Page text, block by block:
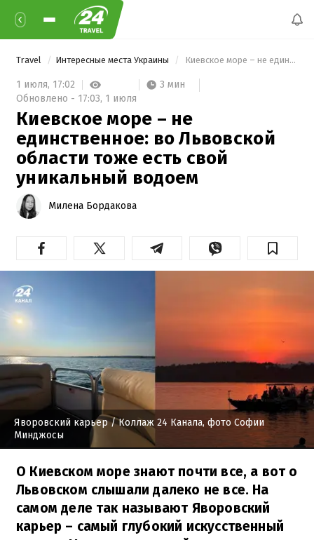
Travel Интересные места Украины Киевское море – не единственное: во Львовской области тоже есть свой уникальный водоем
1 июля, 17:02
3 мин
Обновлено - 17:03, 1 июля
Киевское море – не
единственное: во Львовской
области тоже есть свой
уникальный водоем
Милена Бордакова
Яворовский карьер/ Коллаж 24 Канала, фото Софии
Минджосы
О Киевском море знают почти все, а вот о
Львовском слышали далеко не все. На
самом деле так называют Яворовский
карьер – самый глубокий искусственный